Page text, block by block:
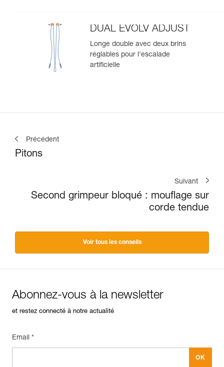
DUAL EVOLV ADJUST
Longe double avec deux brins
réglables pour l'escalade
artificielle
Précédent
Pitons
Suivant
Second grimpeur bloqué : mouflage sur
corde tendue
Voir tous les conseils
Abonnez-vous à la newsletter
et restez connecté à notre actualité
Email *